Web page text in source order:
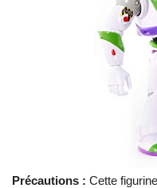
Précautions : Cette